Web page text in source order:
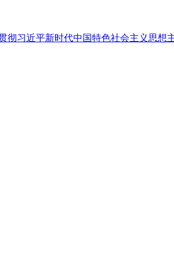
彻习近平新时代中国特色社会主义思想